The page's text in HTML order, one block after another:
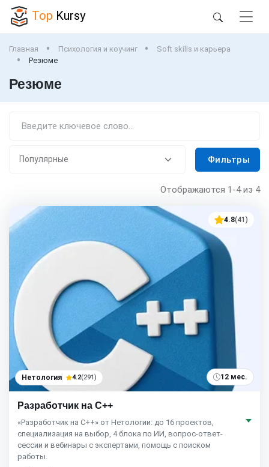
Top Kursy
Главная Психология и коучинг
Soft skills и карьера
Резюме
Резюме
Фильтры
Отображаются 1-4из 4
4.8(41)
Нетология 4.2(291) 12 мес.
Разработчик на С++
«Разработчик на C++» от Нетологии: до 16 проектов,
специализация на выбор, 4 блока по ИИ, вопрос-ответ-
сессии и вебинары с экспертами, помощь с поиском
работы.